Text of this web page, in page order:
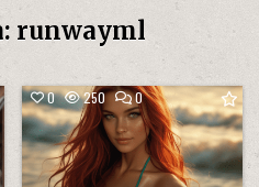
runwayml
0 250 0COMMENT
ON
ANIMACJA
STWORZONE
W
RUNWAYML
#03